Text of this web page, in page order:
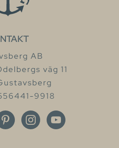
AB
väg 11
9918